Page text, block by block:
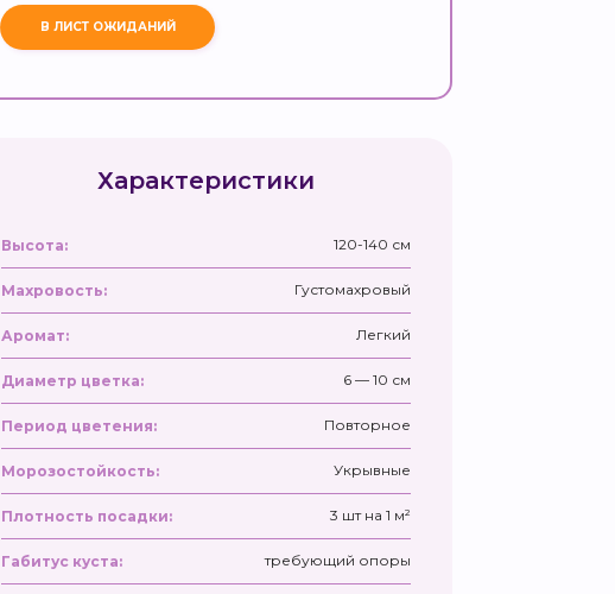
Характеристики
Высота: 120-140 см
Махровость: Густомахровый
Аромат: Легкий
Диаметр цветка: 6 — 10 см
Период цветения: Повторное
Морозостойкость: Укрывные
Плотность посадки: 3 шт на 1 м²
Габитус куста: требующий опоры